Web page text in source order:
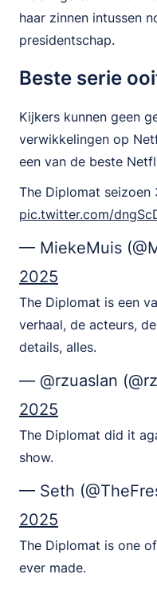
haar zinnen intussen
presidentschap.
Beste serie
Kijkers kunnen geen
verwikkelingen op
een van de beste
The Diplomat
pic.twitter.com/
— MiekeMuis
2025
The Diplomat is een
verhaal, de acteurs,
details, alles.
— @rzuaslan
2025
The Diplomat did it
show.
— Seth
2025
The Diplomat is one
ever made.